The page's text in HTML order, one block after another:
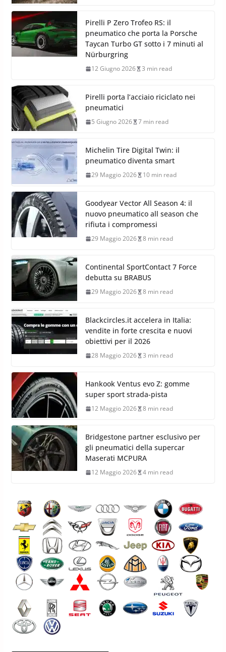
Pirelli P Zero Trofeo RS: il
pneumatico che porta la Porsche
Taycan Turbo GT sotto i 7 minuti al
Nürburgring
12 Giugno 2026 3 min read
Pirelli porta l’acciaio riciclato nei
pneumatici
5 Giugno 2026 7 min read
Michelin Tire Digital Twin: il
pneumatico diventa smart
29 Maggio 2026 10 min read
Goodyear Vector All Season 4: il
nuovo pneumatico all season che
rifiuta i compromessi
29 Maggio 2026 8 min read
Continental SportContact 7 Force
debutta su BRABUS
29 Maggio 2026 8 min read
Blackcircles.it accelera in Italia:
vendite in forte crescita e nuovi
obiettivi per il 2026
28 Maggio 2026 3 min read
Hankook Ventus evo Z: gomme
super sport strada-pista
12 Maggio 2026 8 min read
Bridgestone partner esclusivo per
gli pneumatici della supercar
Maserati MCPURA
12 Maggio 2026 4 min read